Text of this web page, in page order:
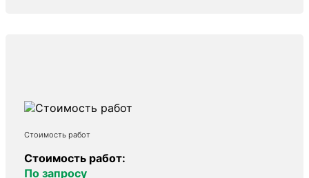
Стоимость работ
Стоимость работ:
По запросу